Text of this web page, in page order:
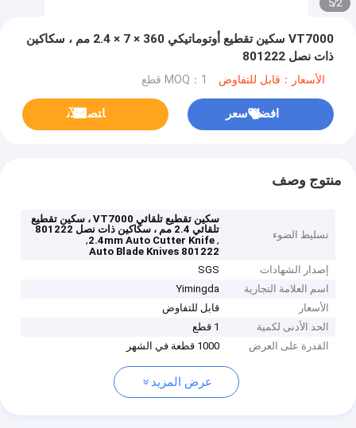
2
/
5
VT7000 سكين تقطيع أوتوماتيكي 360 × 7 × 2.4 مم ، سكاكين
ذات نصل 801222
الأسعار：قابل للتفاوض MOQ：1 قطع
افضل سعر ﺎﺘﺼﻟ ﺍﻶﻧ
منتوج وصف
تسليط الضوء
سكين تقطيع تلقائي VT7000 ، سكين تقطيع
تلقائي 2.4 مم ، سكاكين ذات نصل 801222
,
2.4mm Auto Cutter Knife
,
801222 Auto Blade Knives
إصدار الشهادات
SGS
اسم العلامة التجارية
Yimingda
الأسعار
قابل للتفاوض
الحد الأدنى لكمية
1 قطع
القدرة على العرض
1000 قطعة في الشهر
عرض المزيد